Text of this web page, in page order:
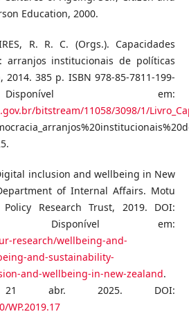
Education, 2000.
R. R. C. (Orgs.). Capacidades
arranjos institucionais de políticas
385 p. ISBN 978-85-7811-199-
em:
bitstream/11058/3098/1/
inclusion and wellbeing in New
of Internal Affairs. Motu
Research Trust, 2019. DOI:
Disponível em:
research/wellbeing-and-
and-sustainability-
and-wellbeing-in-new-zealand.
21 abr. 2025. DOI:
WP.2019.17